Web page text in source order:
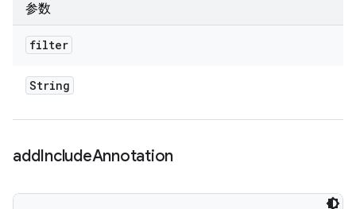
参数
filter
String
addIncludeAnnotation